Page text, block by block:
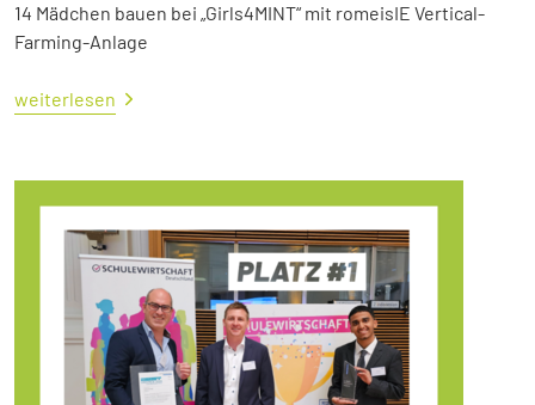
14 Mädchen bauen bei „Girls4MINT“ mit romeisIE Vertical-
Farming-Anlage
weiterlesen